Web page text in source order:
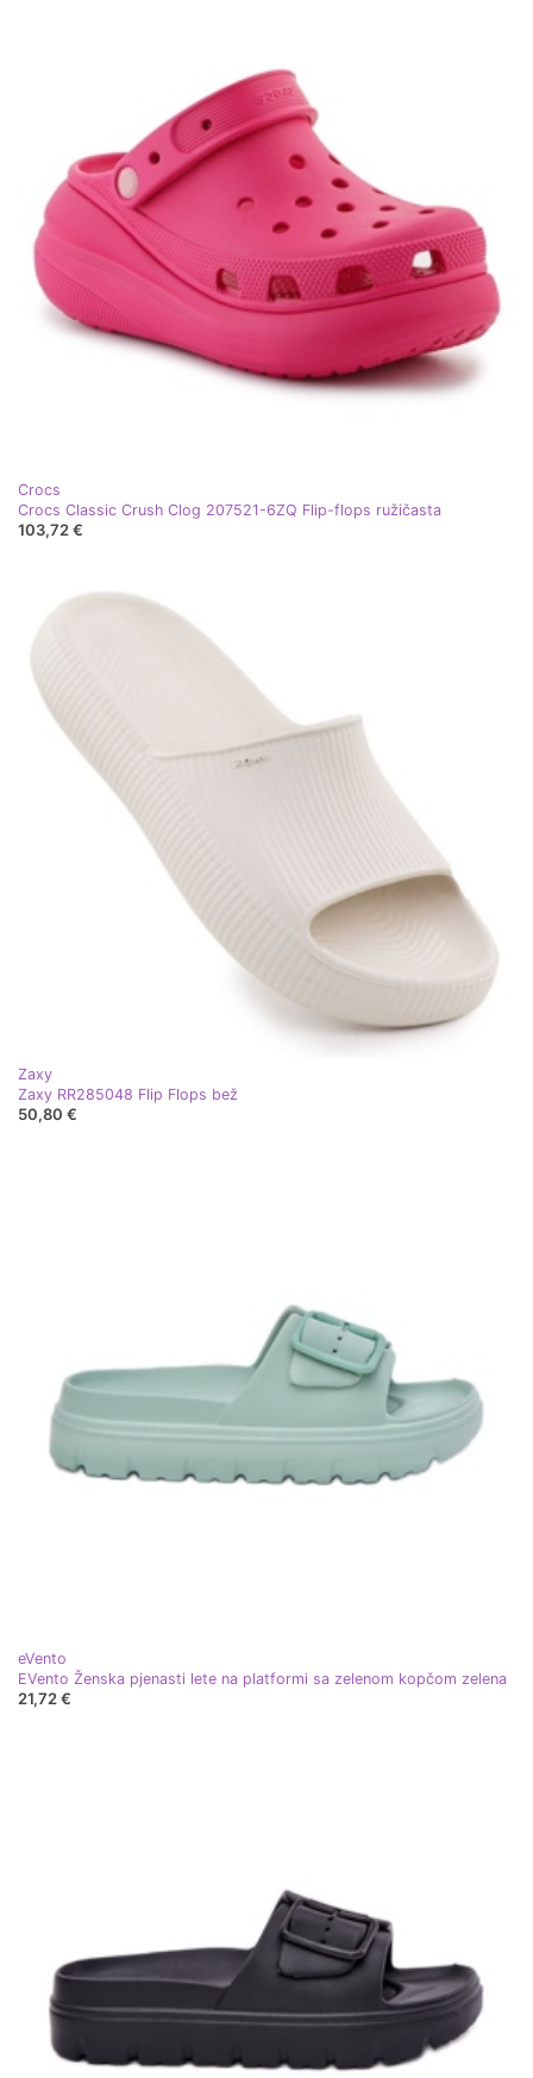
Crocs
Crocs Classic Crush Clog 207521-6ZQ Flip-flops ružičasta
103,72 €
Zaxy
Zaxy RR285048 Flip Flops bež
50,80 €
eVento
EVento Ženska pjenasti lete na platformi sa zelenom kopčom zelena
21,72 €